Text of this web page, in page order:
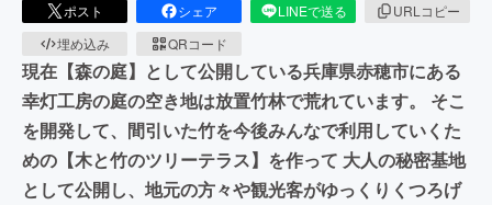
ポスト シェア LINEで送る
URLコピー
埋め込み
QRコード
現在【森の庭】として公開している兵庫県赤穂市にある
幸灯工房の庭の空き地は放置竹林で荒れています。 そこ
を開発して、間引いた竹を今後みんなで利用していくた
めの【木と竹のツリーテラス】を作って 大人の秘密基地
として公開し、地元の方々や観光客がゆっくりくつろげ